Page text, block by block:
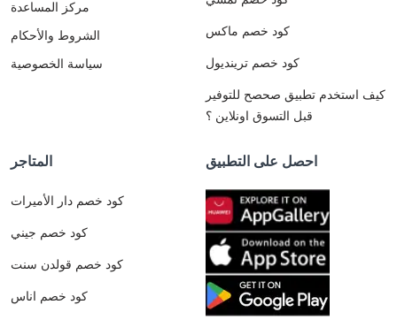
مركز المساعدة
الشروط والأحكام
سياسة الخصوصية
كود خصم ماكس
كود خصم ترينديول
كيف استخدم تطبيق صحصح للتوفير
قبل التسوق اونلاين ؟
المتاجر
كود خصم دار الأميرات
كود خصم جيني
كود خصم قولدن سنت
كود خصم اناس
احصل على التطبيق